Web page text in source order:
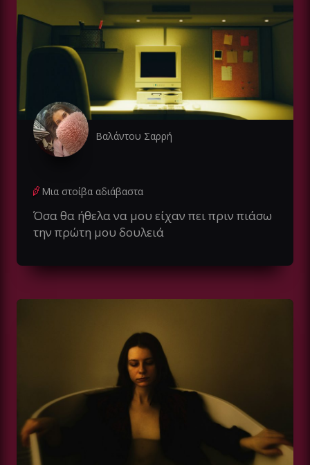
Βαλάντου Σαρρή
Μια στοίβα αδιάβαστα
Όσα θα ήθελα να μου είχαν πει πριν πιάσω
την πρώτη μου δουλειά